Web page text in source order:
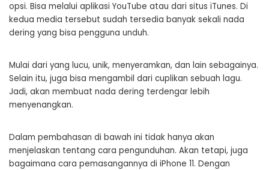
opsi. Bisa melalui aplikasi YouTube atau dari situs iTunes. Di
kedua media tersebut sudah tersedia banyak sekali nada
dering yang bisa pengguna unduh.
Mulai dari yang lucu, unik, menyeramkan, dan lain sebagainya.
Selain itu, juga bisa mengambil dari cuplikan sebuah lagu.
Jadi, akan membuat nada dering terdengar lebih
menyenangkan.
Dalam pembahasan di bawah ini tidak hanya akan
menjelaskan tentang cara pengunduhan. Akan tetapi, juga
bagaimana cara pemasangannya di iPhone 11. Dengan